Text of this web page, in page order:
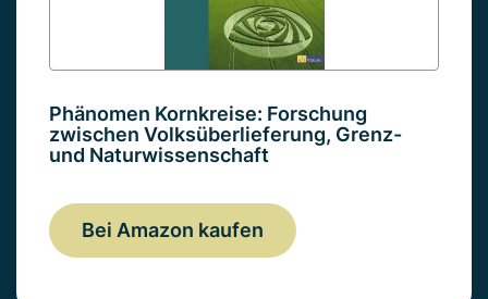
Phänomen Kornkreise: Forschung
zwischen Volksüberlieferung, Grenz-
und Naturwissenschaft
Bei Amazon kaufen